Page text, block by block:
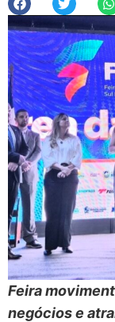
Feira
negócios e